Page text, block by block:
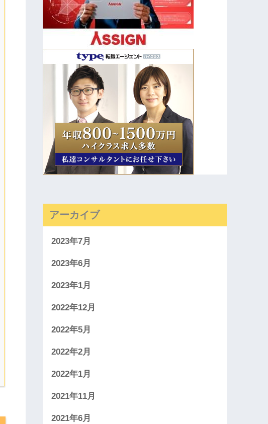
アーカイブ
2023年7月
2023年6月
2023年1月
2022年12月
2022年5月
2022年2月
2022年1月
2021年11月
2021年6月